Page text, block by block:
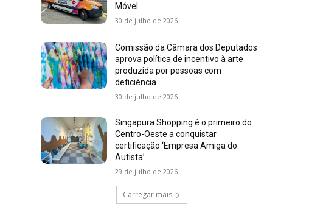
Móvel
30 de julho de 2026
Comissão da Câmara dos Deputados
aprova política de incentivo à arte
produzida por pessoas com
deficiência
30 de julho de 2026
Singapura Shopping é o primeiro do
Centro-Oeste a conquistar
certificação ‘Empresa Amiga do
Autista’
29 de julho de 2026
Carregar mais